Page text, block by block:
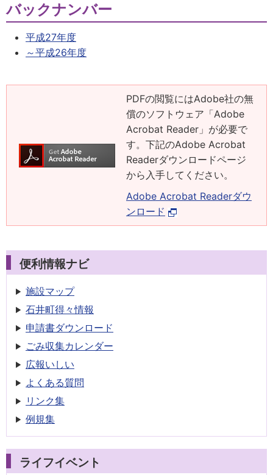
バックナンバー
平成27年度
～平成26年度
PDFの閲覧にはAdobe社の無
償のソフトウェア「Adobe
Acrobat Reader」が必要で
す。下記のAdobe Acrobat
Readerダウンロードページ
から入手してください。
Adobe Acrobat Readerダウ
ンロード
便利情報ナビ
施設マップ
石井町得々情報
申請書ダウンロード
ごみ収集カレンダー
広報いしい
よくある質問
リンク集
例規集
ライフイベント